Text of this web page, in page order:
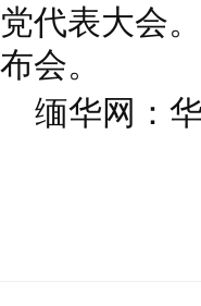
党代表大会
布会。
缅华网：